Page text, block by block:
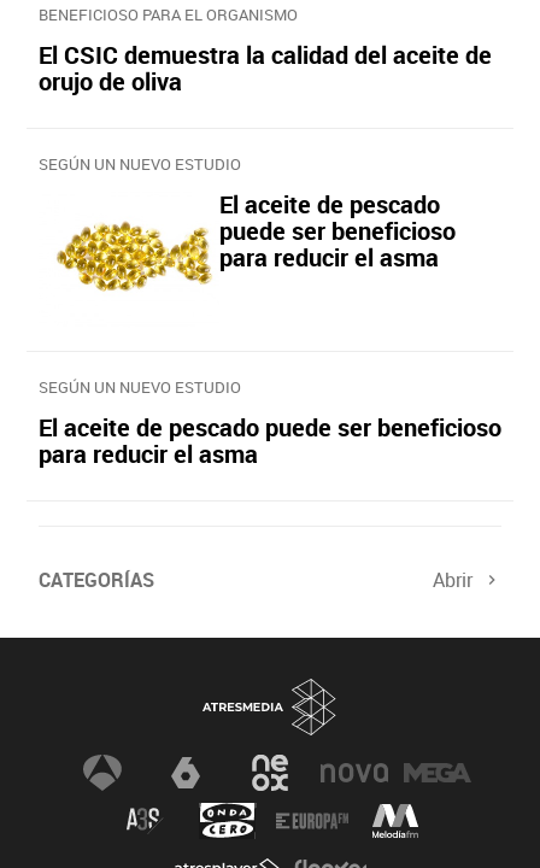
BENEFICIOSO PARA EL ORGANISMO
El CSIC demuestra la calidad del aceite de
orujo de oliva
SEGÚN UN NUEVO ESTUDIO
El aceite de pescado
puede ser beneficioso
para reducir el asma
SEGÚN UN NUEVO ESTUDIO
El aceite de pescado puede ser beneficioso
para reducir el asma
CATEGORÍAS Abrir